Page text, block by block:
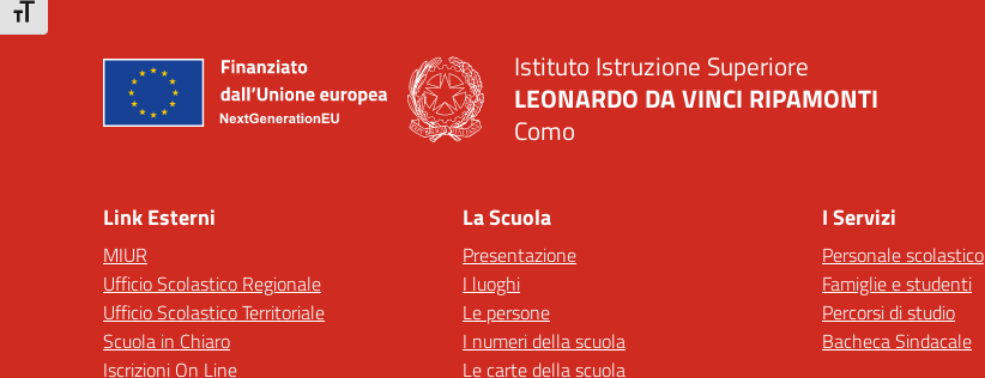
Attiva/disattiva dimensione testo
Istituto Istruzione Superiore
LEONARDO DA VINCI RIPAMONTI
Como
Link Esterni
MIUR
Ufficio Scolastico Regionale
Ufficio Scolastico Territoriale
Scuola in Chiaro
Iscrizioni On Line
La Scuola
Presentazione
I luoghi
Le persone
I numeri della scuola
Le carte della scuola
I Servizi
Personale scolastico
Famiglie e studenti
Percorsi di studio
Bacheca Sindacale